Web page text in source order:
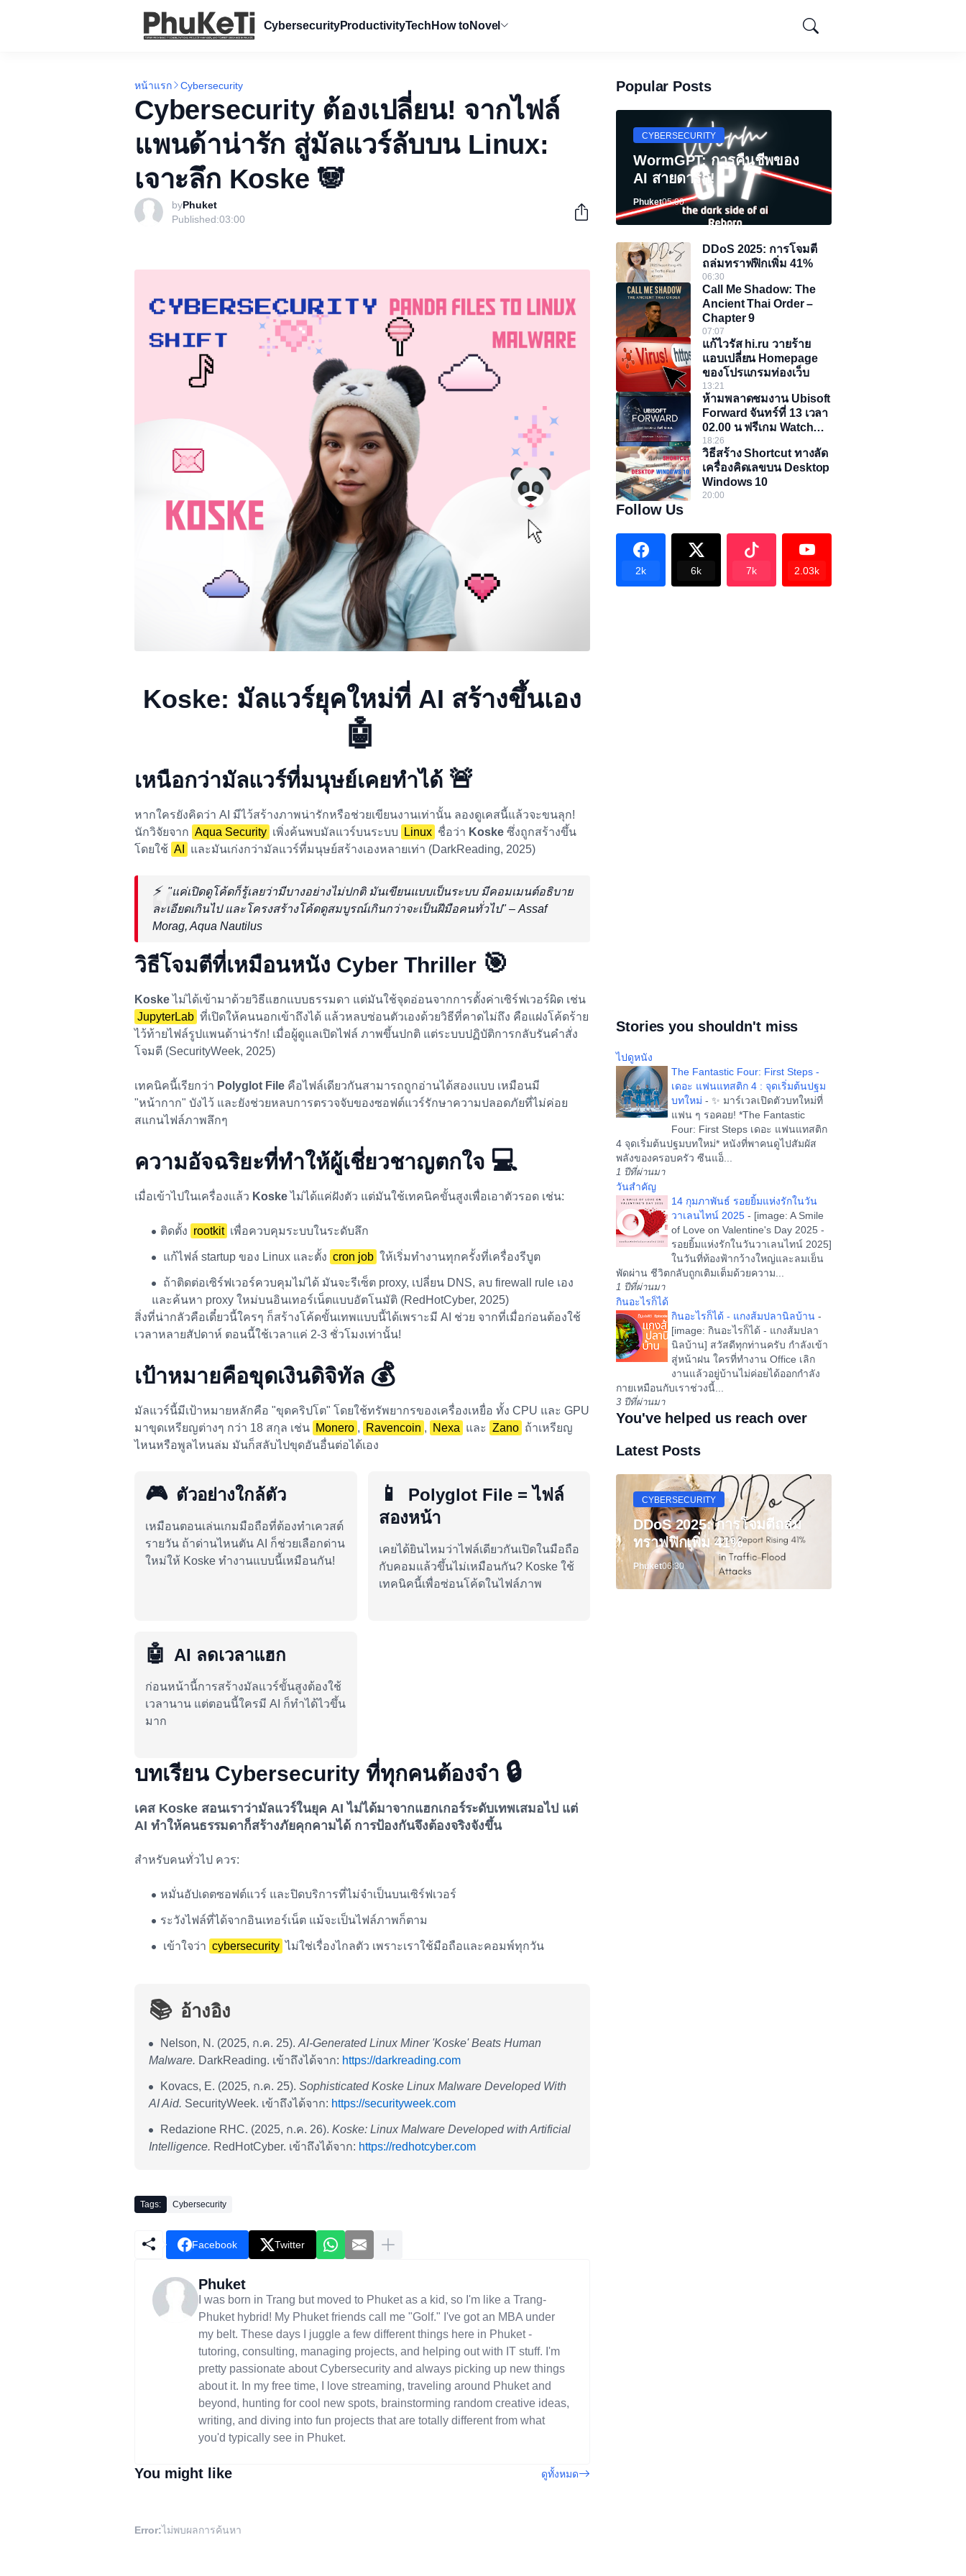
CybersecurityProductivityTech How toNovel
หน้าแรก Cybersecurity
Cybersecurity ต้องเปลี่ยน! จากไฟล์
แพนด้าน่ารัก สู่มัลแวร์ลับบน Linux:
เจาะลึก Koske 🐼
byPhuket
Published:03:00
Koske: มัลแวร์ยุคใหม่ที่ AI สร้างขึ้นเอง
🤖
เหนือกว่ามัลแวร์ที่มนุษย์เคยทำได้ 🚨
หากใครยังคิดว่า AI มีไว้สร้างภาพน่ารักหรือช่วยเขียนงานเท่านั้น ลองดูเคสนี้แล้วจะขนลุก!
นักวิจัยจาก Aqua Security เพิ่งค้นพบมัลแวร์บนระบบ Linux ชื่อว่า Koske ซึ่งถูกสร้างขึ้น
โดยใช้ AI และมันเก่งกว่ามัลแวร์ที่มนุษย์สร้างเองหลายเท่า (DarkReading, 2025)
⚡ "แค่เปิดดูโค้ดก็รู้เลยว่ามีบางอย่างไม่ปกติ มันเขียนแบบเป็นระบบ มีคอมเมนต์อธิบาย
ละเอียดเกินไป และโครงสร้างโค้ดดูสมบูรณ์เกินกว่าจะเป็นฝีมือคนทั่วไป" – Assaf
Morag, Aqua Nautilus
วิธีโจมตีที่เหมือนหนัง Cyber Thriller 🎯
Koskeไม่ได้เข้ามาด้วยวิธีแฮกแบบธรรมดา แต่มันใช้จุดอ่อนจากการตั้งค่าเซิร์ฟเวอร์ผิด เช่น
JupyterLab ที่เปิดให้คนนอกเข้าถึงได้ แล้วหลบซ่อนตัวเองด้วยวิธีที่คาดไม่ถึง คือแฝงโค้ดร้าย
ไว้ท้ายไฟล์รูปแพนด้าน่ารัก! เมื่อผู้ดูแลเปิดไฟล์ ภาพขึ้นปกติ แต่ระบบปฏิบัติการกลับรันคำสั่ง
โจมตี (SecurityWeek, 2025)
เทคนิคนี้เรียกว่า Polyglot File คือไฟล์เดียวกันสามารถถูกอ่านได้สองแบบ เหมือนมี
"หน้ากาก" บังไว้ และยังช่วยหลบการตรวจจับของซอฟต์แวร์รักษาความปลอดภัยที่ไม่ค่อย
สแกนไฟล์ภาพลึกๆ
ความอัจฉริยะที่ทำให้ผู้เชี่ยวชาญตกใจ 💻
เมื่อเข้าไปในเครื่องแล้ว Koskeไม่ได้แค่ฝังตัว แต่มันใช้เทคนิคขั้นสูงเพื่อเอาตัวรอด เช่น:
ติดตั้ง rootkit เพื่อควบคุมระบบในระดับลึก
แก้ไฟล์ startup ของ Linux และตั้ง cron job ให้เริ่มทำงานทุกครั้งที่เครื่องรีบูต
ถ้าติดต่อเซิร์ฟเวอร์ควบคุมไม่ได้ มันจะรีเซ็ต proxy, เปลี่ยน DNS, ลบ firewall rule เอง
และค้นหา proxy ใหม่บนอินเทอร์เน็ตแบบอัตโนมัติ (RedHotCyber, 2025)
สิ่งที่น่ากลัวคือเดี๋ยวนี้ใครๆ ก็สร้างโค้ดขั้นเทพแบบนี้ได้เพราะมี AI ช่วย จากที่เมื่อก่อนต้องใช้
เวลาหลายสัปดาห์ ตอนนี้ใช้เวลาแค่ 2-3 ชั่วโมงเท่านั้น!
เป้าหมายคือขุดเงินดิจิทัล 💰
มัลแวร์นี้มีเป้าหมายหลักคือ "ขุดคริปโต" โดยใช้ทรัพยากรของเครื่องเหยื่อ ทั้ง CPU และ GPU
มาขุดเหรียญต่างๆ กว่า 18 สกุล เช่น Monero , Ravencoin , Nexa และ Zano ถ้าเหรียญ
ไหนหรือพูลไหนล่ม มันก็สลับไปขุดอันอื่นต่อได้เอง
🎮 ตัวอย่างใกล้ตัว
เหมือนตอนเล่นเกมมือถือที่ต้องทำเควสต์
รายวัน ถ้าด่านไหนตัน AI ก็ช่วยเลือกด่าน
ใหม่ให้ Koske ทำงานแบบนี้เหมือนกัน!
📱
Polyglot File = ไฟล์
สองหน้า
เคยได้ยินไหมว่าไฟล์เดียวกันเปิดในมือถือ
กับคอมแล้วขึ้นไม่เหมือนกัน? Koske ใช้
เทคนิคนี้เพื่อซ่อนโค้ดในไฟล์ภาพ
🤖 AI ลดเวลาแฮก
ก่อนหน้านี้การสร้างมัลแวร์ขั้นสูงต้องใช้
เวลานาน แต่ตอนนี้ใครมี AI ก็ทำได้ไวขึ้น
มาก
บทเรียน Cybersecurity ที่ทุกคนต้องจำ 🔒
เคส Koske สอนเราว่ามัลแวร์ในยุค AI ไม่ได้มาจากแฮกเกอร์ระดับเทพเสมอไป แต่
AI ทำให้คนธรรมดาก็สร้างภัยคุกคามได้ การป้องกันจึงต้องจริงจังขึ้น
สำหรับคนทั่วไป ควร:
หมั่นอัปเดตซอฟต์แวร์ และปิดบริการที่ไม่จำเป็นบนเซิร์ฟเวอร์
ระวังไฟล์ที่ได้จากอินเทอร์เน็ต แม้จะเป็นไฟล์ภาพก็ตาม
เข้าใจว่า cybersecurity ไม่ใช่เรื่องไกลตัว เพราะเราใช้มือถือและคอมพ์ทุกวัน
📚 อ้างอิง
Nelson, N. (2025, ก.ค. 25). AI-Generated Linux Miner 'Koske' Beats Human
Malware. DarkReading. เข้าถึงได้จาก: https://darkreading.com
Kovacs, E. (2025, ก.ค. 25). Sophisticated Koske Linux Malware Developed With
AI Aid. SecurityWeek. เข้าถึงได้จาก: https://securityweek.com
Redazione RHC. (2025, ก.ค. 26). Koske: Linux Malware Developed with Artificial
Intelligence. RedHotCyber. เข้าถึงได้จาก: https://redhotcyber.com
Tags: Cybersecurity
Facebook Twitter
Phuket
I was born in Trang but moved to Phuket as a kid, so I'm like a Trang-
Phuket hybrid! My Phuket friends call me "Golf." I've got an MBA under
my belt. These days I juggle a few different things here in Phuket -
tutoring, consulting, managing projects, and helping out with IT stuff. I'm
pretty passionate about Cybersecurity and always picking up new things
about it. In my free time, I love streaming, traveling around Phuket and
beyond, hunting for cool new spots, brainstorming random creative ideas,
writing, and diving into fun projects that are totally different from what
you'd typically see in Phuket.
You might like ดูทั้งหมด
Error:ไม่พบผลการค้นหา
Popular Posts
CYBERSECURITY
WormGPT: การคืนชีพของ
AI สายดาร์ก!
Phuket05:00
DDoS 2025: การโจมตี
ถล่มทราฟฟิกเพิ่ม 41%
06:30
Call Me Shadow: The
Ancient Thai Order –
Chapter 9
07:07
แก้ไวรัส hi.ru วายร้าย
แอบเปลี่ยน Homepage
ของโปรแกรมท่องเว็บ
13:21
ห้ามพลาดชมงาน Ubisoft
Forward จันทร์ที่ 13 เวลา
02.00 น ฟรีเกม Watch
Dogs 2
18:26
วิธีสร้าง Shortcut ทางลัด
เครื่องคิดเลขบน Desktop
Windows 10
20:00
Follow Us
2k 6k 7k 2.03k
Stories you shouldn't miss
ไปดูหนัง
The Fantastic Four: First Steps -
เดอะ แฟนแทสติก 4 : จุดเริ่มต้นปฐม
บทใหม่ - ✨ มาร์เวลเปิดตัวบทใหม่ที่
แฟน ๆ รอคอย! *The Fantastic
Four: First Steps เดอะ แฟนแทสติก
4 จุดเริ่มต้นปฐมบทใหม่* หนังที่พาคนดูไปสัมผัส
พลังของครอบครัว ซีนแอ็...
1 ปีที่ผ่านมา
วันสำคัญ
14 กุมภาพันธ์ รอยยิ้มแห่งรักในวัน
วาเลนไทน์ 2025 - [image: A Smile
of Love on Valentine's Day 2025 -
รอยยิ้มแห่งรักในวันวาเลนไทน์ 2025]
ในวันที่ท้องฟ้ากว้างใหญ่และลมเย็น
พัดผ่าน ชีวิตกลับถูกเติมเต็มด้วยความ...
1 ปีที่ผ่านมา
กินอะไรก็ได้
กินอะไรก็ได้ - แกงส้มปลานิลบ้าน -
[image: กินอะไรก็ได้ - แกงส้มปลา
นิลบ้าน] สวัสดีทุกท่านครับ กำลังเข้า
สู่หน้าฝน ใครที่ทำงาน Office เลิก
งานแล้วอยู่บ้านไม่ค่อยได้ออกกำลัง
กายเหมือนกับเราช่วงนี้...
3 ปีที่ผ่านมา
You've helped us reach over
Latest Posts
CYBERSECURITY
DDoS 2025: การโจมตีถล่ม
ทราฟฟิกเพิ่ม 41%
Phuket06:30